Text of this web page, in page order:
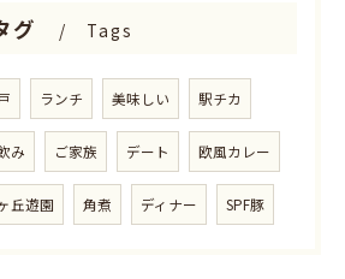
グ Tags
ランチ 美味しい 駅チカ
み ご家族 デート 欧風カレー
丘遊園 角煮 ディナー SPF豚